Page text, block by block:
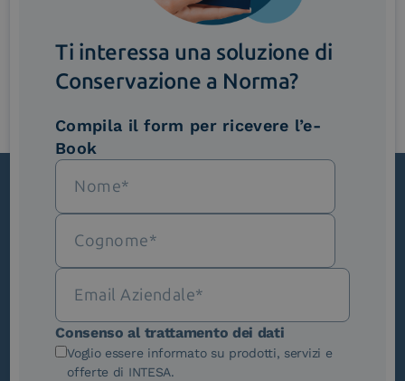
Iscriviti alla newsletter
Novità, iniziative ed eventi dal mondo della
trasformazione digitale.
Scopri InNews
Ti interessa una soluzione di
Conservazione a Norma?
Compila il form per ricevere l’e-
Book
Consenso al trattamento dei dati
Voglio essere informato su prodotti, servizi e
offerte di INTESA.